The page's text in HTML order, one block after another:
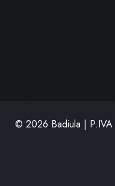
© 2026 Badiula | P.IVA